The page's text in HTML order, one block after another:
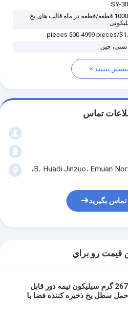
SY-
100000 قطعه/قطعه در ماه قالب های یخ
$1.15/pieces
چین
بیشتر ببینید
تماس
اتاق 12a05، بلوک B، Huadi Jinzuo، Erhuan North Road،
تماس بگیرید
قيمت رو براي
267 گرم سیلیکون نیمه دور قابل
حمل سطل یخ ذخیره کننده فضا با